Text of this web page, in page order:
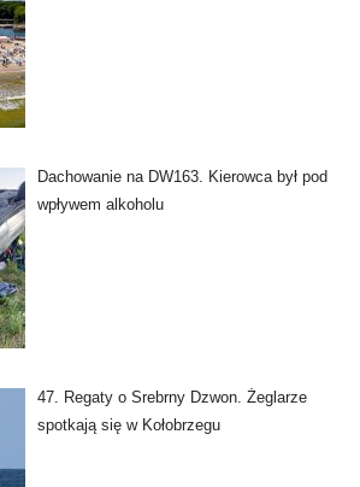
Dachowanie na DW163. Kierowca był pod
wpływem alkoholu
47. Regaty o Srebrny Dzwon. Żeglarze
spotkają się w Kołobrzegu